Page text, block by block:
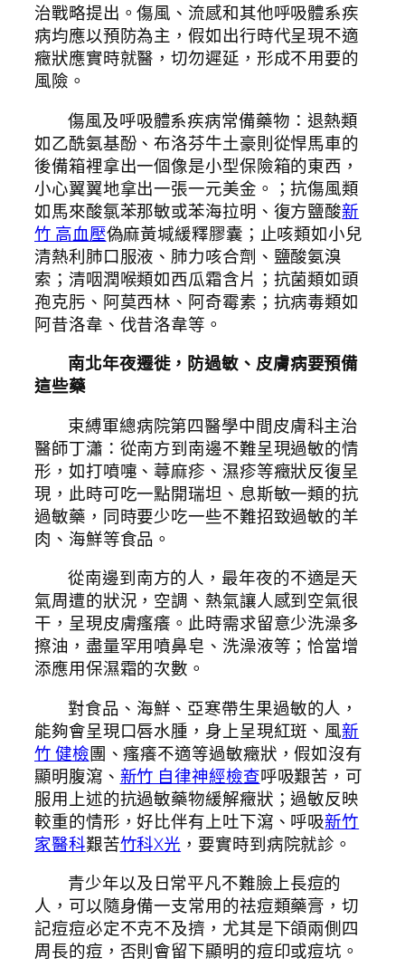
治戰略提出。傷風、流感和其他呼吸體系疾
病均應以預防為主，假如出行時代呈現不適
癥狀應實時就醫，切勿遲延，形成不用要的
風險。
傷風及呼吸體系疾病常備藥物：退熱類
如乙酰氨基酚、布洛芬牛土豪則從悍馬車的
後備箱裡拿出一個像是小型保險箱的東西，
小心翼翼地拿出一張一元美金。；抗傷風類
如馬來酸氯苯那敏或苯海拉明、復方鹽酸新
竹 高血壓偽麻黃堿緩釋膠囊；止咳類如小兒
清熱利肺口服液、肺力咳合劑、鹽酸氨溴
索；清咽潤喉類如西瓜霜含片；抗菌類如頭
孢克肟、阿莫西林、阿奇霉素；抗病毒類如
阿昔洛韋、伐昔洛韋等。
南北年夜遷徙，防過敏、皮膚病要預備
這些藥
束縛軍總病院第四醫學中間皮膚科主治
醫師丁瀟：從南方到南邊不難呈現過敏的情
形，如打噴嚏、蕁麻疹、濕疹等癥狀反復呈
現，此時可吃一點開瑞坦、息斯敏一類的抗
過敏藥，同時要少吃一些不難招致過敏的羊
肉、海鮮等食品。
從南邊到南方的人，最年夜的不適是天
氣周遭的狀況，空調、熱氣讓人感到空氣很
干，呈現皮膚瘙癢。此時需求留意少洗澡多
擦油，盡量罕用噴鼻皂、洗澡液等；恰當增
添應用保濕霜的次數。
對食品、海鮮、亞寒帶生果過敏的人，
能夠會呈現口唇水腫，身上呈現紅斑、風新
竹 健檢團、瘙癢不適等過敏癥狀，假如沒有
顯明腹瀉、 新竹 自律神經檢查呼吸艱苦，可
服用上述的抗過敏藥物緩解癥狀；過敏反映
較重的情形，好比伴有上吐下瀉、呼吸新竹
家醫科艱苦竹科X光 ，要實時到病院就診。
青少年以及日常平凡不難臉上長痘的
人，可以隨身備一支常用的祛痘類藥膏，切
記痘痘必定不克不及擠，尤其是下頜兩側四
周長的痘，否則會留下顯明的痘印或痘坑。